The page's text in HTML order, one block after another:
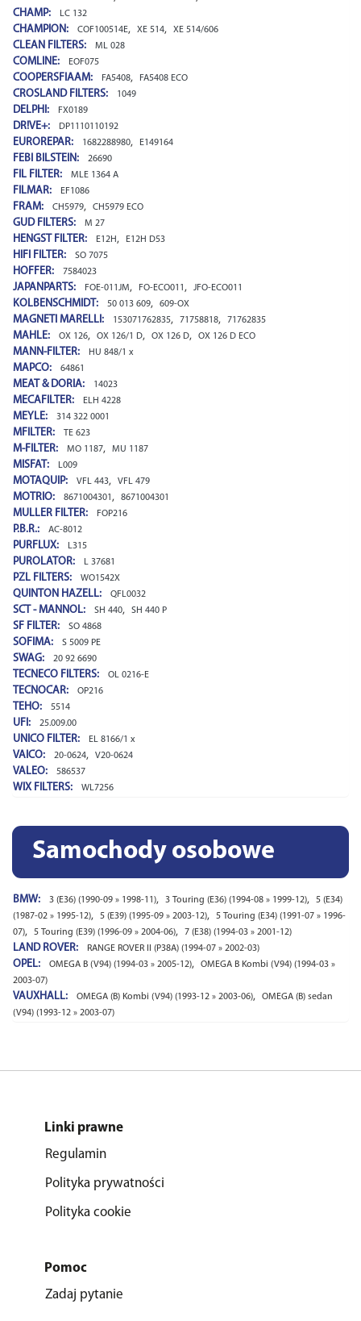
CHAMP: LC 132
CHAMPION: COF100514E, XE 514, XE 514/606
CLEAN FILTERS: ML 028
COMLINE: EOF075
COOPERSFIAAM: FA5408, FA5408 ECO
CROSLAND FILTERS: 1049
DELPHI: FX0189
DR!VE+: DP1110110192
EUROREPAR: 1682288980, E149164
FEBI BILSTEIN: 26690
FIL FILTER: MLE 1364 A
FILMAR: EF1086
FRAM: CH5979, CH5979 ECO
GUD FILTERS: M 27
HENGST FILTER: E12H, E12H D53
HIFI FILTER: SO 7075
HOFFER: 7584023
JAPANPARTS: FOE-011JM, FO-ECO011 , JFO-ECO011
KOLBENSCHMIDT: 50 013 609, 609-OX
MAGNETI MARELLI: 153071762835, 71758818, 71762835
MAHLE: OX 126, OX 126/1 D, OX 126 D, OX 126 D ECO
MANN-FILTER: HU 848/1 x
MAPCO: 64861
MEAT & DORIA: 14023
MECAFILTER: ELH 4228
MEYLE: 314 322 0001
MFILTER: TE 623
M-FILTER: MO 1187, MU 1187
MISFAT: L009
MOTAQUIP: VFL 443, VFL 479
MOTRIO: 8671004301 , 8671004301
MULLER FILTER: FOP216
P.B.R.: AC-8012
PURFLUX: L315
PUROLATOR: L 37681
PZL FILTERS: WO1542X
QUINTON HAZELL: QFL0032
SCT - MANNOL: SH 440, SH 440 P
SF FILTER: SO 4868
SOFIMA: S 5009 PE
SWAG: 20 92 6690
TECNECO FILTERS: OL 0216-E
TECNOCAR: OP216
TEHO: 5514
UFI: 25.009.00
UNICO FILTER: EL 8166/1 x
VAICO: 20-0624, V20-0624
VALEO: 586537
WIX FILTERS: WL7256
Samochody osobowe
BMW: 3 (E36) (1990-09 » 1998-11), 3 Touring (E36) (1994-08 » 1999-12),
5 (E34)
(1987-02 » 1995-12), 5 (E39) (1995-09 » 2003-12),
5 Touring (E34) (1991-07 » 1996-
07), 5 Touring (E39) (1996-09 » 2004-06), 7 (E38) (1994-03 » 2001-12)
LAND ROVER: RANGE ROVER II (P38A) (1994-07 » 2002-03)
OPEL: OMEGA B (V94) (1994-03 » 2005-12),
OMEGA B Kombi (V94) (1994-03 »
2003-07)
VAUXHALL: OMEGA (B) Kombi (V94) (1993-12 » 2003-06),
OMEGA (B) sedan
(V94) (1993-12 » 2003-07)
Linki prawne
Regulamin
Polityka prywatności
Polityka cookie
Pomoc
Zadaj pytanie